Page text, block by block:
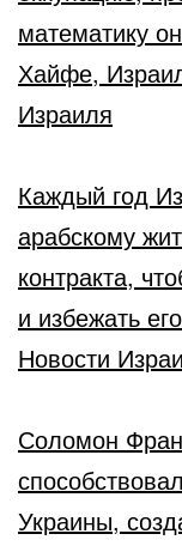
математику
Хайфе,
Израиля
Каждый год
арабскому
контракта,
и избежать
Новости
Соломон
Украины,